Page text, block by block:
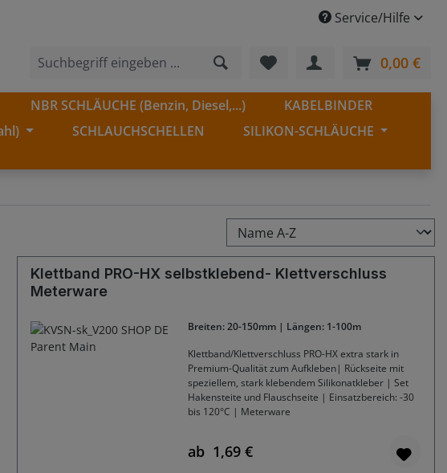
Service/Hilfe
Du hast 0 Produkte auf
0,00 €
NBR SCHLÄUCHE (Benzin, Diesel,...)
KABELBINDER
SCHLAUCHSCHELLEN
SILIKON-SCHLÄUCHE
Klettband PRO-HX selbstklebend- Klettverschluss
Meterware
Breiten: 20-150mm | Längen: 1-100m
Klettband/Klettverschluss PRO-HX extra stark in
Premium-Qualität zum Aufkleben| Rückseite mit
speziellem, stark klebendem Silikonatkleber | Set
Hakensteite und Flauschseite | Einsatzbereich: -30
bis 120°C | Meterware
Regulärer Preis:
ab 1,69 €